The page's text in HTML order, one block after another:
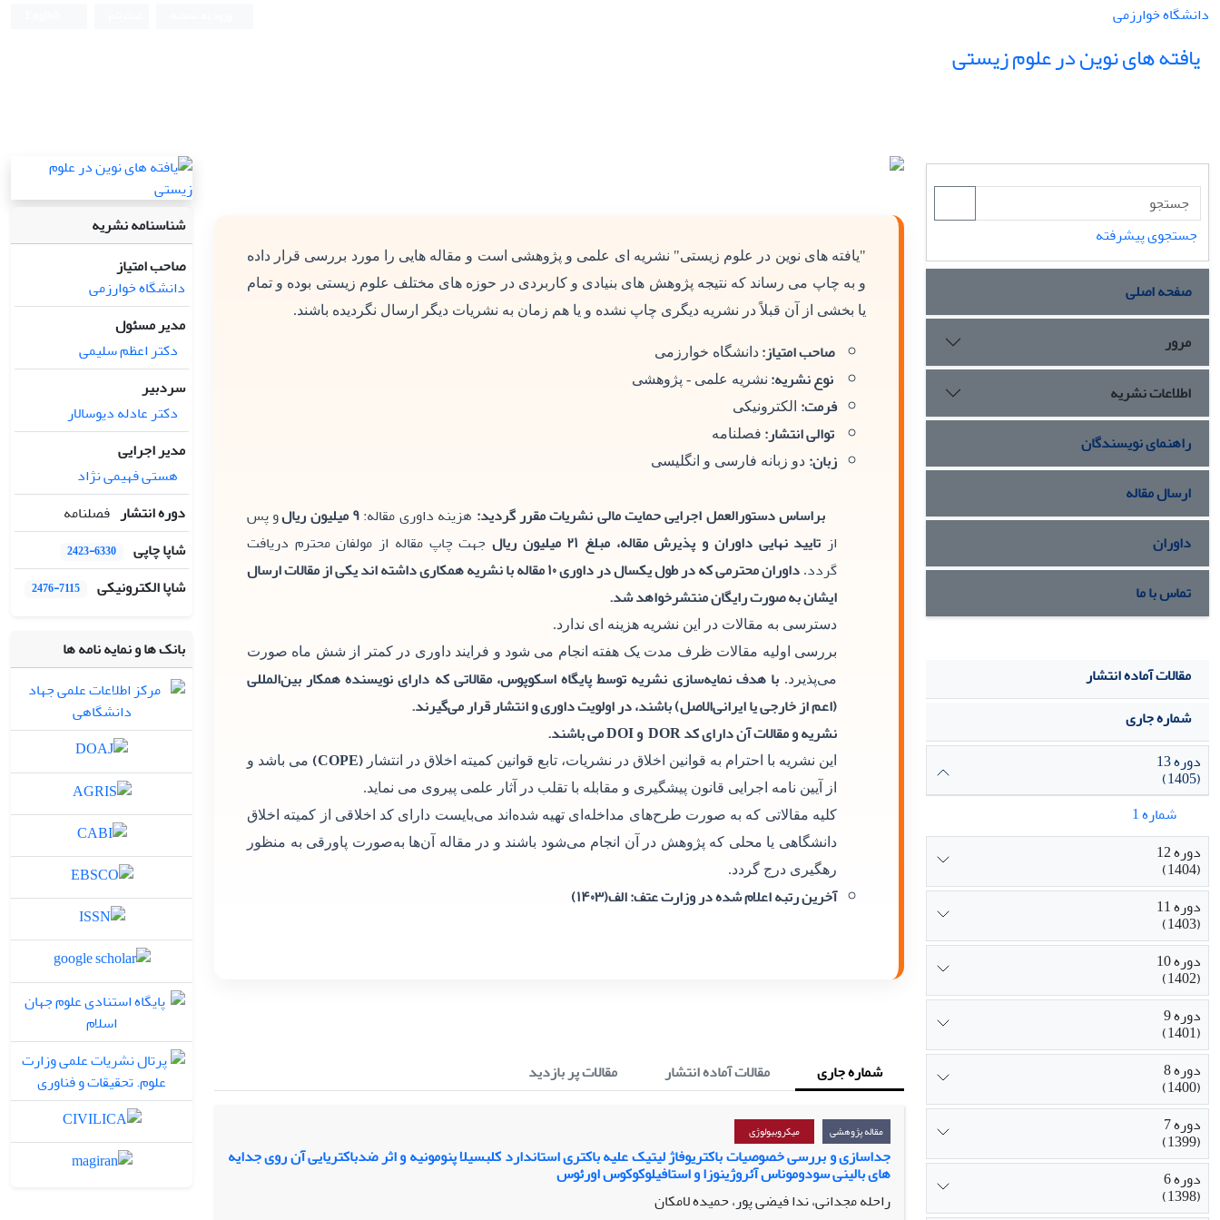
دانشگاه خوارزمی
یافته های نوین در علوم زیستی
جستجوی پیشرفته
صفحه اصلی
مرور
اطلاعات نشریه
راهنمای نویسندگان
ارسال مقاله
داوران
تماس با ما
مقالات آماده انتشار
شماره جاری
دوره 13
(1405)
شماره 1
دوره 12
(1404)
دوره 11
(1403)
دوره 10
(1402)
دوره 9
(1401)
دوره 8
(1400)
دوره 7
(1399)
دوره 6
(1398)
"یافته های نوین در علوم زیستی" نشریه ای علمی و پژوهشی است و مقاله هایی را مورد بررسی قرار داده
و به چاپ می رساند که نتیجه پژوهش های بنیادی و کاربردی در حوزه های مختلف علوم زیستی بوده و تمام
یا بخشی از آن قبلاً در نشریه دیگری چاپ نشده و یا هم زمان به نشریات دیگر ارسال نگردیده باشند.
صاحب امتیاز: دانشگاه خوارزمی
نوع نشریه: نشریه علمی - پژوهشی
فرمت: الکترونیکی
توالی انتشار: فصلنامه
زبان: دو زبانه فارسی و انگلیسی
براساس دستورالعمل اجرایی حمایت مالی نشریات مقرر گردید: هزینه داوری مقاله:۹ میلیون ریال
و پس
از تایید نهایی داوران و پذیرش مقاله، مبلغ ۲۱ میلیون ریال
جهت چاپ مقاله از مولفان محترم دریافت
گردد.
داوران محترمی که در طول یکسال در داوری ۱۰ مقاله با نشریه همکاری داشته اند یکی از مقالات ارسال
ایشان به صورت رایگان منتشرخواهد شد.
دسترسی به مقالات در این نشریه هزینه ای ندارد.
بررسی اولیه مقالات ظرف مدت یک هفته انجام می شود و فرایند داوری در کمتر از شش ماه صورت
می‌پذیرد.با هدف نمایه‌سازی نشریه توسط پایگاه اسکوپوس، مقالاتی که دارای نویسنده همکار بین‌المللی
(اعم از خارجی یا ایرانی‌الاصل) باشند، در اولویت داوری و انتشار قرار می‌گیرند.
نشریه و مقالات آن دارای کد DOR و DOI می باشند.
این نشریه با احترام به قوانین اخلاق در نشریات، تابع قوانین کمیته اخلاق در انتشار (COPE)
می باشد و
از آیین نامه اجرایی قانون پیشگیری و مقابله با تقلب در آثار علمی پیروی می نماید.
کلیه مقالاتی که به صورت طرح‌های مداخله‌ای تهیه شده‌اند می‌بایست دارای کد اخلاقی از کمیته اخلاق
دانشگاهی یا محلی که پژوهش در آن انجام می‌شود باشند و در مقاله آن‌ها به‌صورت پاورقی به منظور
رهگیری درج گردد.
آخرین رتبه اعلام شده در وزارت عتف: الف(۱۴۰۳)
شماره جاری مقالات آماده انتشار مقالات پر بازدید
مقاله پژوهشی میکروبیولوژی
جداسازی و بررسی خصوصیات باکتریوفاژ لیتیک علیه باکتری استاندارد کلبسیلا پنومونیه و اثر ضدباکتریایی آن روی جدایه
های بالینی سودوموناس آئروژینوزا و استافیلوکوکوس اورئوس
راحله مجدانی، ندا فیضی پور، حمیده لامکان
شناسنامه نشریه
صاحب امتیاز
دانشگاه خوارزمی
مدیر مسئول
دکتر اعظم سلیمی
سردبیر
دکتر عادله دیوسالار
مدیر اجرایی
هستی فهیمی نژاد
دوره انتشار فصلنامه
شاپا چاپی
2423-6330
شاپا الکترونیکی 2476-7115
بانک ها و نمایه نامه ها